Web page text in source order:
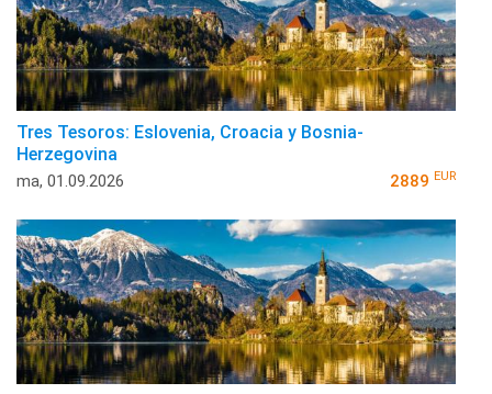
Tres Tesoros: Eslovenia, Croacia y Bosnia-
Herzegovina
ma, 01.09.2026 2889 EUR